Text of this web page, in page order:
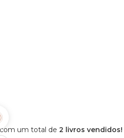
um total de 2 livros vendidos!